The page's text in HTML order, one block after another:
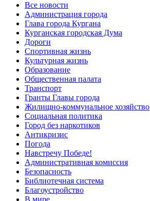
Все новости
Администрация города
Глава города Кургана
Курганская городская Дума
Дороги
Спортивная жизнь
Культурная жизнь
Образование
Общественная палата
Транспорт
Гранты Главы города
Жилищно-коммунальное хозяйство
Социальная политика
Город без наркотиков
Антикризис
Погода
Навстречу Победе!
Административная комиссия
Безопасность
Библиотечная система
Благоустройство